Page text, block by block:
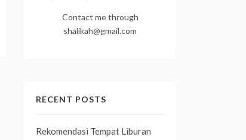
Contact me through
shalikah@gmail.com
RECENT POSTS
Rekomendasi Tempat Liburan